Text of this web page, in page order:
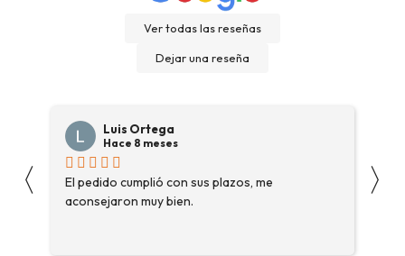
Ver todas las reseñas
Dejar una reseña
〈
Luis Ortega
Hace 8 meses
El pedido cumplió con sus plazos, me
aconsejaron muy bien.
〉